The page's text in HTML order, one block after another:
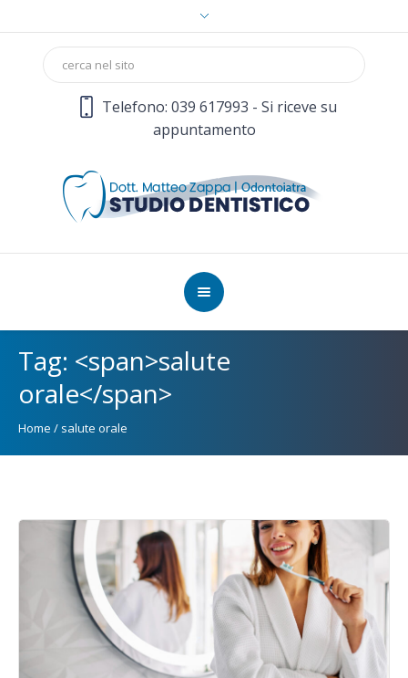
Telefono: 039 617993 - Si riceve su
appuntamento
Tag: <span>salute
orale</span>
Home / salute orale